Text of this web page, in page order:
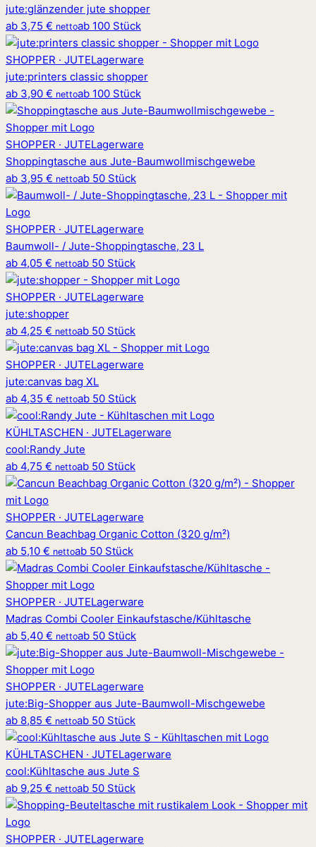
jute:glänzender jute shopper
ab 3,75 € nettoab 100 Stück
SHOPPER · JUTELagerware
jute:printers classic shopper
ab 3,90 € nettoab 100 Stück
SHOPPER · JUTELagerware
Shoppingtasche aus Jute-Baumwollmischgewebe
ab 3,95 € nettoab 50 Stück
SHOPPER · JUTELagerware
Baumwoll- / Jute-Shoppingtasche, 23 L
ab 4,05 € nettoab 50 Stück
SHOPPER · JUTELagerware
jute:shopper
ab 4,25 € nettoab 50 Stück
SHOPPER · JUTELagerware
jute:canvas bag XL
ab 4,35 € nettoab 50 Stück
KÜHLTASCHEN · JUTELagerware
cool:Randy Jute
ab 4,75 € nettoab 50 Stück
SHOPPER · JUTELagerware
Cancun Beachbag Organic Cotton (320 g/m²)
ab 5,10 € nettoab 50 Stück
SHOPPER · JUTELagerware
Madras Combi Cooler Einkaufstasche/Kühltasche
ab 5,40 € nettoab 50 Stück
SHOPPER · JUTELagerware
jute:Big-Shopper aus Jute-Baumwoll-Mischgewebe
ab 8,85 € nettoab 50 Stück
KÜHLTASCHEN · JUTELagerware
cool:Kühltasche aus Jute S
ab 9,25 € nettoab 50 Stück
SHOPPER · JUTELagerware